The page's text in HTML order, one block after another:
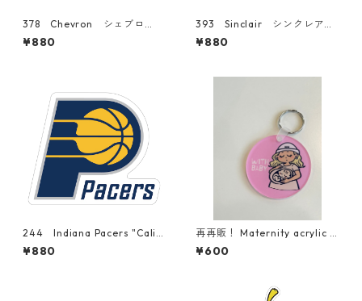
378 Chevron シェブロ
ン "California Market Cent
er" アメリカンステッカー
¥880
393 Sinclair シンクレア
オイル "California Market
Center" アメリカンステッカ
¥880
244 Indiana Pacers "Calif
ornia Market Center" アメ
リカンステッカー スーツケ
¥880
再再販！ Maternity acrylic k
eychain【予約】
¥600